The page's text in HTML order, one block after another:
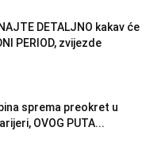
DETALJNO kakav će
PERIOD, zvijezde
sprema preokret u
OVOG PUTA...